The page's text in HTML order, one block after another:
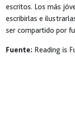
escritos. Los más
escribirlas e
ser compartido por
Fuente: Reading is